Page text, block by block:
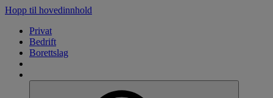
Hopp til hovedinnhold
Privat
Bedrift
Borettslag